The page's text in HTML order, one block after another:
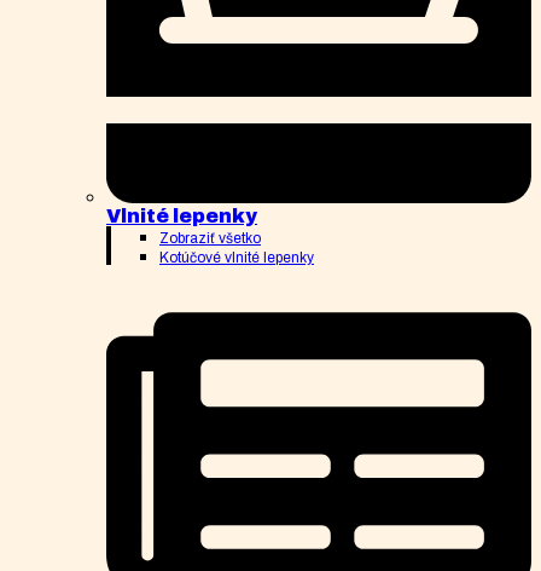
Vlnité lepenky
Zobraziť všetko
Kotúčové vlnité lepenky